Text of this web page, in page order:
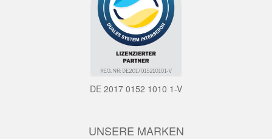
DE 2017 0152 1010 1-V
UNSERE MARKEN